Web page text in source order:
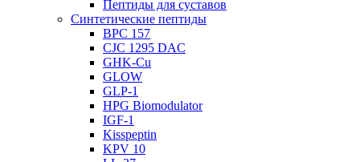
Пептиды для суставов
Синтетические пептиды
BPC 157
CJC 1295 DAC
GHK-Cu
GLOW
GLP-1
HPG Biomodulator
IGF-1
Kisspeptin
KPV 10